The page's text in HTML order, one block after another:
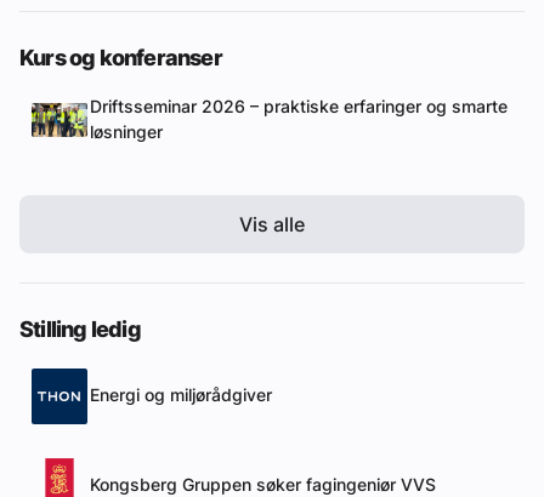
Kurs og konferanser
Driftsseminar 2026 – praktiske erfaringer og smarte
løsninger
Vis alle
Stilling ledig
Energi og miljørådgiver
Kongsberg Gruppen søker fagingeniør VVS